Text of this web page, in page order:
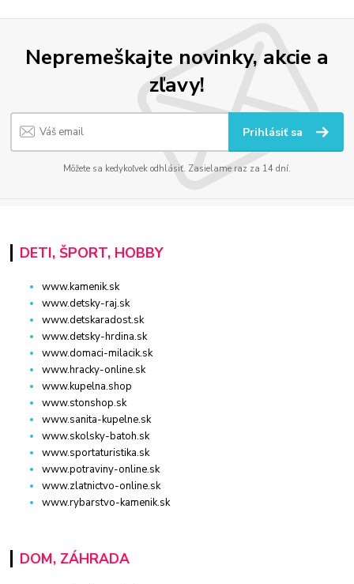
Nepremeškajte novinky, akcie a
zľavy!
Prihlásiť sa
Môžete sa kedykoľvek odhlásiť. Zasielame raz za 14 dní.
DETI, ŠPORT, HOBBY
www.kamenik.sk
www.detsky-raj.sk
www.detskaradost.sk
www.detsky-hrdina.sk
www.domaci-milacik.sk
www.hracky-online.sk
www.kupelna.shop
www.stonshop.sk
www.sanita-kupelne.sk
www.skolsky-batoh.sk
www.sportaturistika.sk
www.potraviny-online.sk
www.zlatnictvo-online.sk
www.rybarstvo-kamenik.sk
DOM, ZÁHRADA